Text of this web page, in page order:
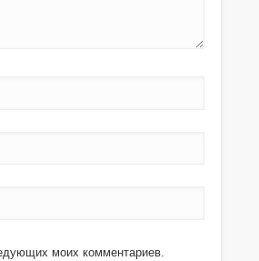
моих комментариев.